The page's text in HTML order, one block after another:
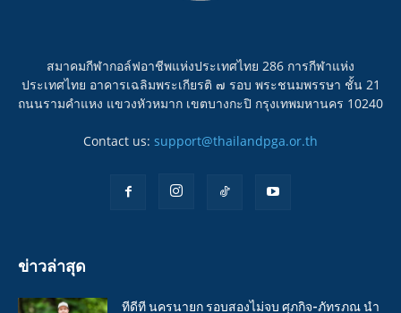
สมาคมกีฬากอล์ฟอาชีพแห่งประเทศไทย 286 การกีฬาแห่ง
ประเทศไทย อาคารเฉลิมพระเกียรติ ๗ รอบ พระชนมพรรษา ชั้น 21
ถนนรามคำแหง แขวงหัวหมาก เขตบางกะปิ กรุงเทพมหานคร 10240
Contact us: support@thailandpga.or.th
ข่าวล่าสุด
ทีดีที นครนายก รอบสองไม่จบ ศุภกิจ-ภัทรภณ นำ